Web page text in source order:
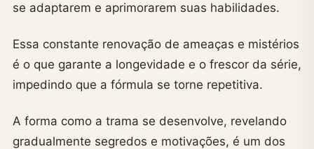
se adaptarem e aprimorarem suas habilidades.
Essa constante renovação de ameaças e mistérios
é o que garante a longevidade e o frescor da série,
impedindo que a fórmula se torne repetitiva.
A forma como a trama se desenvolve, revelando
gradualmente segredos e motivações, é um dos